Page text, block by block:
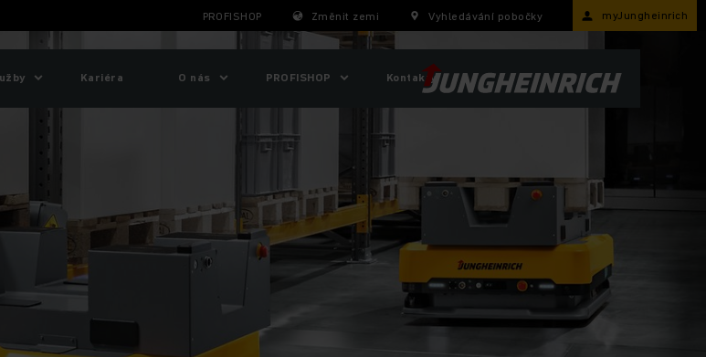
PROFISHOP Změnit zemi Vyhledávání pobočky myJungheinrich
Kariéra O nás PROFISHOP Kontakty